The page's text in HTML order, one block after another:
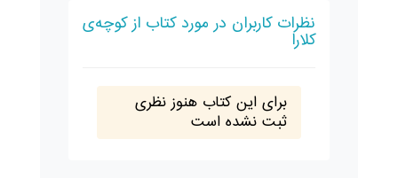
نظرات کاربران در مورد کتاب از کوچه‌ی
کلارا
برای این کتاب هنوز نظری
ثبت نشده است